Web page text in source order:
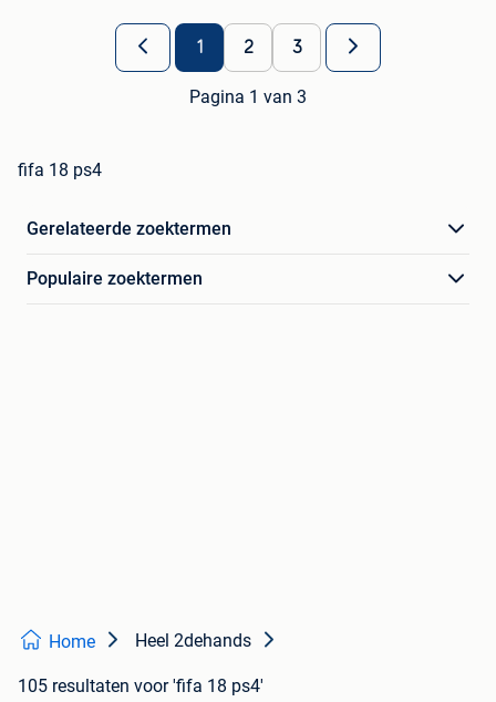
1 2 3
Pagina 1 van 3
fifa 18 ps4
Gerelateerde zoektermen
Populaire zoektermen
Home Heel 2dehands
105 resultaten voor 'fifa 18 ps4'